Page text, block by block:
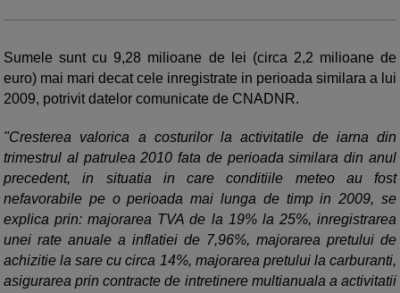
Sumele sunt cu 9,28 milioane de lei (circa 2,2 milioane de
euro) mai mari decat cele inregistrate in perioada similara a lui
2009, potrivit datelor comunicate de CNADNR.
"Cresterea valorica a costurilor la activitatile de iarna din
trimestrul al patrulea 2010 fata de perioada similara din anul
precedent, in situatia in care conditiile meteo au fost
nefavorabile pe o perioada mai lunga de timp in 2009, se
explica prin: majorarea TVA de la 19% la 25%, inregistrarea
unei rate anuale a inflatiei de 7,96%, majorarea pretului de
achizitie la sare cu circa 14%, majorarea pretului la carburanti,
asigurarea prin contracte de intretinere multianuala a activitatii